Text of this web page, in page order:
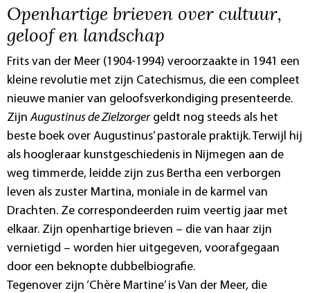
Openhartige brieven over cultuur,
geloof en landschap
Frits van der Meer (1904-1994) veroorzaakte in 1941 een
kleine revolutie met zijn Catechismus, die een compleet
nieuwe manier van geloofsverkondiging presenteerde.
ZijnAugustinus de Zielzorger geldt nog steeds als het
beste boek over Augustinus’ pastorale praktijk. Terwijl hij
als hoogleraar kunstgeschiedenis in Nijmegen aan de
weg timmerde, leidde zijn zus Bertha een verborgen
leven als zuster Martina, moniale in de karmel van
Drachten. Ze correspondeerden ruim veertig jaar met
elkaar. Zijn openhartige brieven – die van haar zijn
vernietigd – worden hier uitgegeven, voorafgegaan
door een beknopte dubbelbiografie.
Tegenover zijn ‘Chère Martine’ is Van der Meer, die